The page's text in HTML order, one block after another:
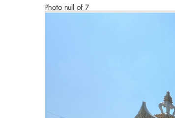
Photo null of 7